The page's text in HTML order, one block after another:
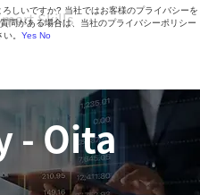
Skills
- Oita
しいですか? 当社ではお客様のプライバシーを
問がある場合は、当社のプライバシーポリシー
。 Yes No